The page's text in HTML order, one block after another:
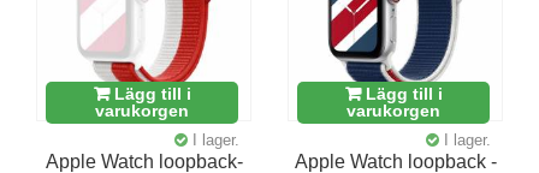
Lägg till i
varukorgen
I lager.
Apple Watch loopback-
Lägg till i
varukorgen
I lager.
Apple Watch loopback -